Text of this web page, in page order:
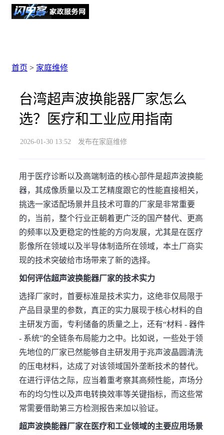
首页 > 家庭维修
台湾超声波换能器厂家怎么
选？医疗和工业应用指南
2026-01-30 13:52 发布在家庭维修
用于医疗诊断以及高端制造的核心部件是超声波换能
器，其成像质量以及工艺精度跟它的性能直接相关，
挑选一家适配场景并且技术可靠的厂家是非常重要
的，当前，整个行业正朝着更广泛的国产替代、更高
的频率以及更稳定的性能的方向发展，尤其是在医疗
影像所在领域以及半导体制造所在领域，本土厂商实
现的技术突破给市场带来了新的选择。
如何评估超声波换能器厂家的技术实力
选择厂家时，首要标准是技术实力，这绝非仅局限于
产品目录里的参数，真正的实力展现于核心材料的自
主研发方面，专利储备的质量之上，还有“材料 - 器件
- 系统”的全链条布局能力之中。比如说，一些处于领
先地位的厂家已然能够自主研发用于兆声波晶圆清洗
的压电材料，达成了对该领域国外垄断技术的替代。
在进行评估之际，应当着重考察其高频性能，声场分
布的均匀性以及声电转换效率等关键指标，而这些常
常需要借助第三方检测报告来加以验证。
超声波换能器厂家在医疗和工业领域的主要应用场景